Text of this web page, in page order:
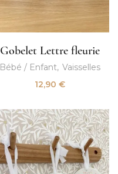
Gobelet Lettre fleurie
Bébé / Enfant Vaisselles
12,90€